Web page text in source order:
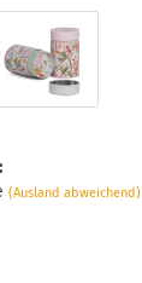
(Ausland abweichend)